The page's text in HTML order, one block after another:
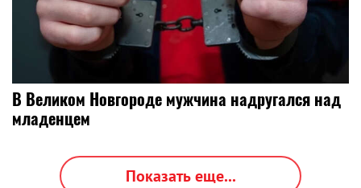
В Великом Новгороде мужчина надругался над
младенцем
Показать еще...